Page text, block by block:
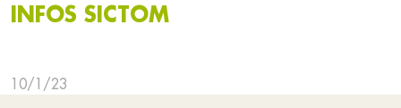
INFOS SICTOM
10/1/23